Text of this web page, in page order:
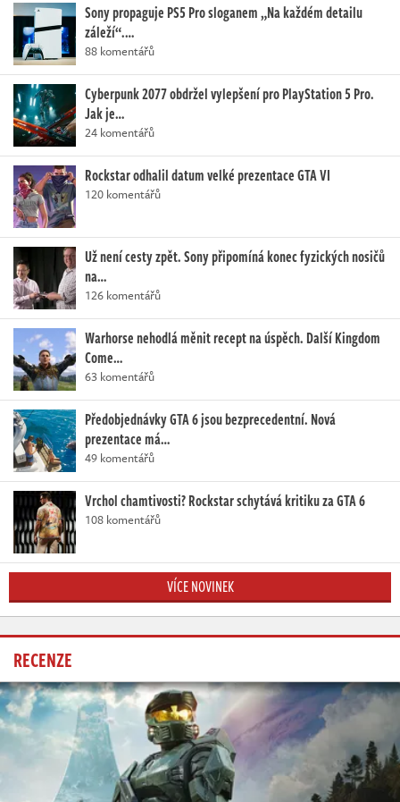
Sony propaguje PS5 Pro sloganem „Na každém detailu
záleží“.…
88 komentářů
Cyberpunk 2077 obdržel vylepšení pro PlayStation 5 Pro.
Jak je…
24 komentářů
Rockstar odhalil datum velké prezentace GTA VI
120 komentářů
Už není cesty zpět. Sony připomíná konec fyzických nosičů
na…
126 komentářů
Warhorse nehodlá měnit recept na úspěch. Další Kingdom
Come…
63 komentářů
Předobjednávky GTA 6 jsou bezprecedentní. Nová
prezentace má…
49 komentářů
Vrchol chamtivosti? Rockstar schytává kritiku za GTA 6
108 komentářů
VÍCE NOVINEK
RECENZE